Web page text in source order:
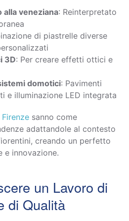
alla veneziana: Reinterpretato
di piastrelle diverse
3D: Per creare effetti ottici e
domotici: Pavimenti
e illuminazione LED integrata
sanno come
adattandole al contesto
creando un perfetto
e innovazione.
un Lavoro di
di Qualità